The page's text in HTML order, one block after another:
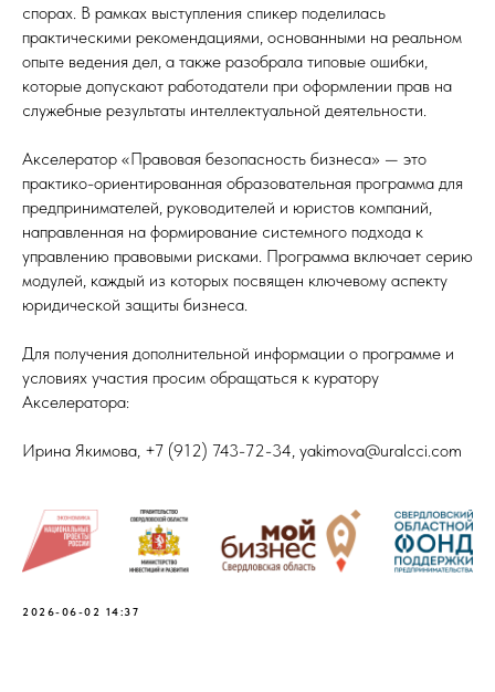
спорах. В рамках выступления спикер поделилась
практическими рекомендациями, основанными на реальном
опыте ведения дел, а также разобрала типовые ошибки,
которые допускают работодатели при оформлении прав на
служебные результаты интеллектуальной деятельности.
Акселератор «Правовая безопасность бизнеса» — это
практико-ориентированная образовательная программа для
предпринимателей, руководителей и юристов компаний,
направленная на формирование системного подхода к
управлению правовыми рисками. Программа включает серию
модулей, каждый из которых посвящен ключевому аспекту
юридической защиты бизнеса.
Для получения дополнительной информации о программе и
условиях участия просим обращаться к куратору
Акселератора:
Ирина Якимова, +7 (912) 743-72-34, yakimova@uralcci.com
2026-06-02 14:37